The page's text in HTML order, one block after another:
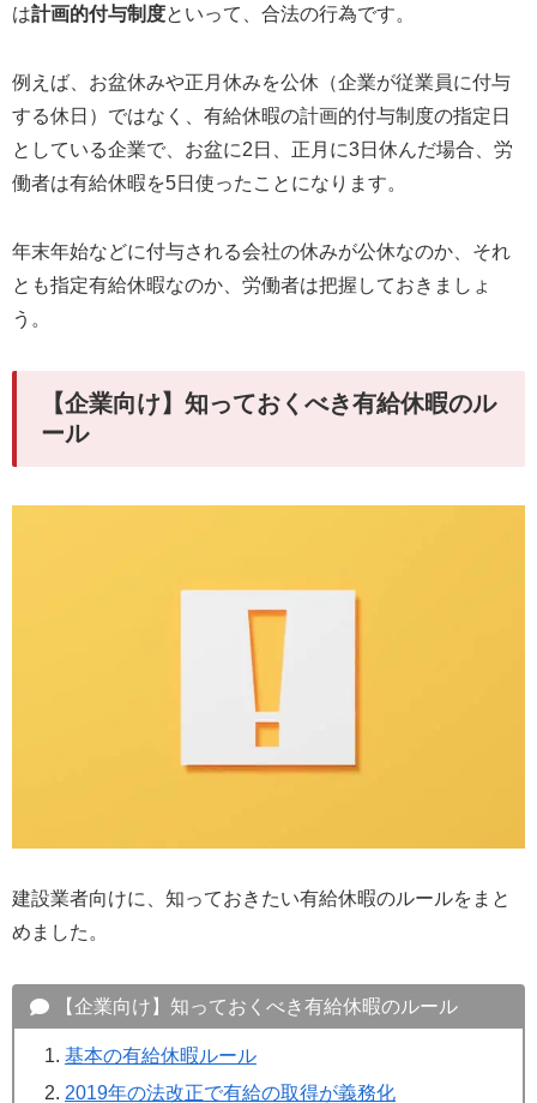
は計画的付与制度といって、合法の行為です。
例えば、お盆休みや正月休みを公休（企業が従業員に付与
する休日）ではなく、有給休暇の計画的付与制度の指定日
としている企業で、お盆に2日、正月に3日休んだ場合、労
働者は有給休暇を5日使ったことになります。
年末年始などに付与される会社の休みが公休なのか、それ
とも指定有給休暇なのか、労働者は把握しておきましょ
う。
【企業向け】知っておくべき有給休暇のル
ール
建設業者向けに、知っておきたい有給休暇のルールをまと
めました。
【企業向け】知っておくべき有給休暇のルール
基本の有給休暇ルール
2019年の法改正で有給の取得が義務化